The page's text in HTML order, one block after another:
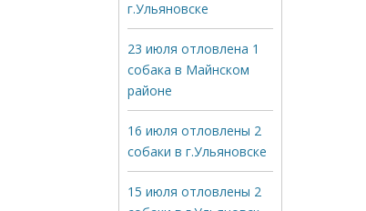
г.Ульяновске
23 июля отловлена 1
собака в Майнском
районе
16 июля отловлены 2
собаки в г.Ульяновске
15 июля отловлены 2